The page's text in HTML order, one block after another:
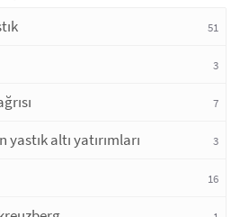
51
3
7
altı yatırımları 3
16